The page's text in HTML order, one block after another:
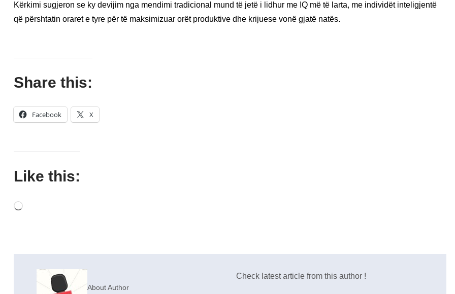
Kërkimi sugjeron se ky devijim nga mendimi tradicional mund të jetë i lidhur me IQ më të larta, me individët inteligjentë
që përshtatin oraret e tyre për të maksimizuar orët produktive dhe krijuese vonë gjatë natës.
Share this:
Facebook X
Like this:
About Author
Check latest article from this author !